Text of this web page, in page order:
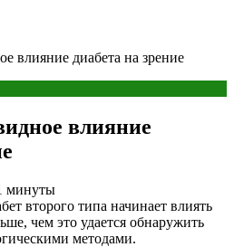
влияние диабета на зрение
влияние
минуты
второго типа начинает влиять
чем это удается обнаружить
методами.